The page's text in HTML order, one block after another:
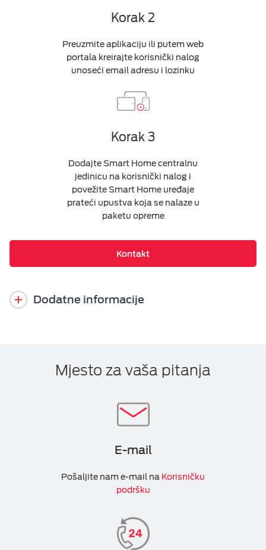
Korak 2
Preuzmite aplikaciju ili putem web
portala kreirajte korisnički nalog
unoseći email adresu i lozinku
Korak 3
Dodajte Smart Home centralnu
jedinicu na korisnički nalog i
povežite Smart Home uređaje
prateći upustva koja se nalaze u
paketu opreme
Kontakt
Dodatne informacije
Mjesto za vaša pitanja
E-mail
Pošaljite nam e-mail na Korisničku
podršku